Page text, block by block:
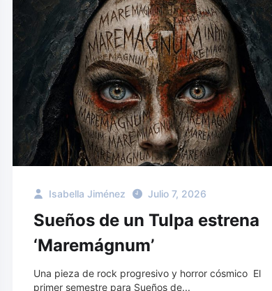
Isabella Jiménez Julio 7, 2026
Sueños de un Tulpa estrena
‘Maremágnum’
Una pieza de rock progresivo y horror cósmico El
primer semestre para Sueños de...